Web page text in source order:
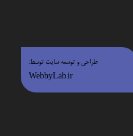
طراحی و توسعه سایت توسط:
WebbyLab.ir